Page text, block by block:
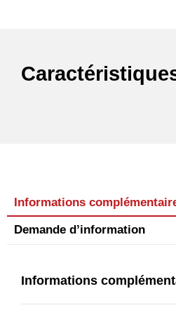
Informations
Demande d’information
Informations